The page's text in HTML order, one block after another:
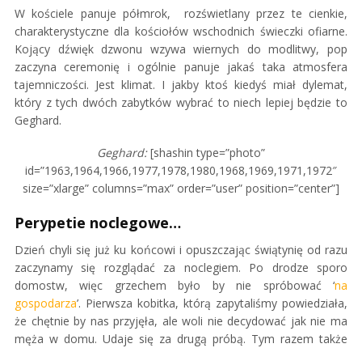
W kościele panuje półmrok, rozświetlany przez te cienkie,
charakterystyczne dla kościołów wschodnich świeczki ofiarne.
Kojący dźwięk dzwonu wzywa wiernych do modlitwy, pop
zaczyna ceremonię i ogólnie panuje jakaś taka atmosfera
tajemniczości. Jest klimat. I jakby ktoś kiedyś miał dylemat,
który z tych dwóch zabytków wybrać to niech lepiej będzie to
Geghard.
Geghard:[shashin type=”photo”
id=”1963,1964,1966,1977,1978,1980,1968,1969,1971,1972″
size=”xlarge” columns=”max” order=”user” position=”center”]
Perypetie noclegowe…
Dzień chyli się już ku końcowi i opuszczając świątynię od razu
zaczynamy się rozglądać za noclegiem. Po drodze sporo
domostw, więc grzechem było by nie spróbować ‘na
gospodarza’. Pierwsza kobitka, którą zapytaliśmy powiedziała,
że chętnie by nas przyjęła, ale woli nie decydować jak nie ma
męża w domu. Udaje się za drugą próbą. Tym razem także